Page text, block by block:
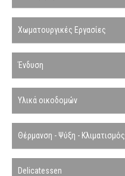
Χωματουργικές Εργασίες
Ένδυση
Υλικά οικοδομών
Θέρμανση - Ψύξη - Κλιματισμός
Delicatessen